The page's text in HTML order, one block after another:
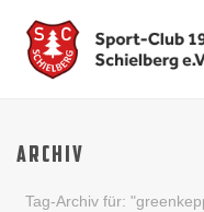
ARCHIV
Tag-Archiv für: